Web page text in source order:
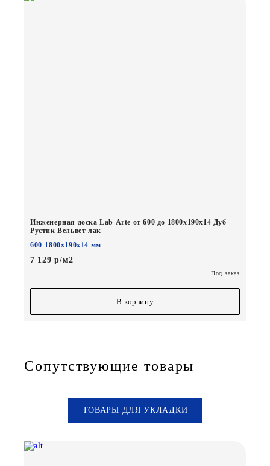
Инженерная доска Lab Arte от 600 до 1800х190х14 Дуб
Рустик Вельвет лак
600-1800х190х14 мм
7 129 р/м2
Под заказ
В корзину
Сопутствующие товары
ТОВАРЫ ДЛЯ УКЛАДКИ